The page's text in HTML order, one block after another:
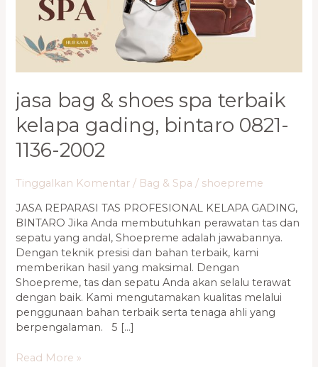
jasa bag & shoes spa terbaik
kelapa gading, bintaro 0821-
1136-2002
Tinggalkan Komentar / Bag & Spa / shoepreme
JASA REPARASI TAS PROFESIONAL KELAPA GADING,
BINTARO Jika Anda membutuhkan perawatan tas dan
sepatu yang andal, Shoepreme adalah jawabannya.
Dengan teknik presisi dan bahan terbaik, kami
memberikan hasil yang maksimal. Dengan
Shoepreme, tas dan sepatu Anda akan selalu terawat
dengan baik. Kami mengutamakan kualitas melalui
penggunaan bahan terbaik serta tenaga ahli yang
berpengalaman. 5 […]
Terbaik
Kelapa
Gading,
Bintaro
0821-
2002
Read More »